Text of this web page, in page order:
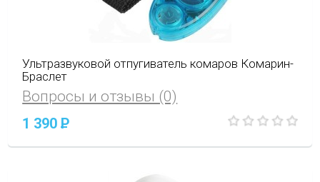
Ультразвуковой отпугиватель комаров Комарин-
Браслет
Вопросы и отзывы (0)
1 390P